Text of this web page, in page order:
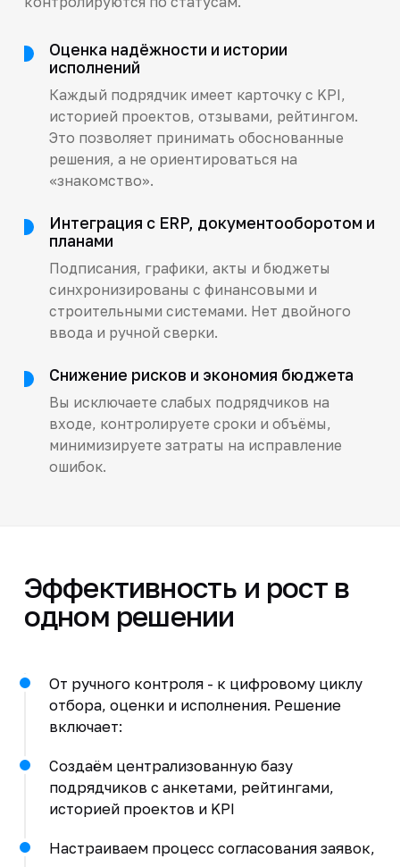
Оценка надёжности и истории
исполнений
Каждый подрядчик имеет карточку с KPI,
историей проектов, отзывами, рейтингом.
Это позволяет принимать обоснованные
решения, а не ориентироваться на
«знакомство».
Интеграция с ERP, документооборотом и
планами
Подписания, графики, акты и бюджеты
синхронизированы с финансовыми и
строительными системами. Нет двойного
ввода и ручной сверки.
Снижение рисков и экономия бюджета
Вы исключаете слабых подрядчиков на
входе, контролируете сроки и объёмы,
минимизируете затраты на исправление
ошибок.
Эффективность и рост в
одном решении
От ручного контроля - к цифровому циклу
отбора, оценки и исполнения. Решение
включает:
Создаём централизованную базу
подрядчиков с анкетами, рейтингами,
историей проектов и KPI
Настраиваем процесс согласования заявок,